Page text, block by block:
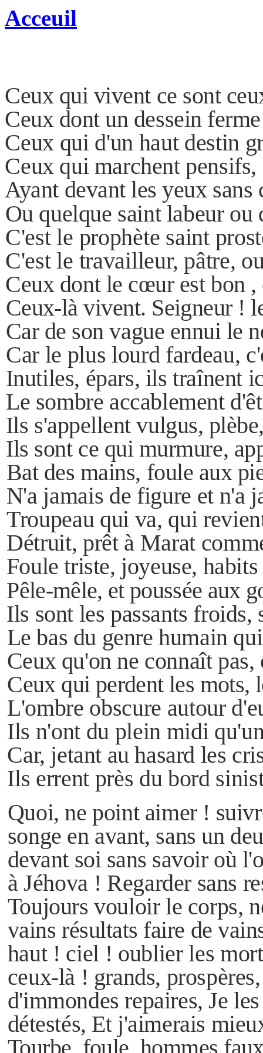
Acceuil
Ceux qui vivent ce sont
Ceux dont un dessein
Ceux qui d'un haut destin
Ceux qui marchent
Ayant devant les yeux sans
Ou quelque saint labeur ou
C'est le prophète saint
C'est le travailleur, pâtre,
Ceux dont le cœur est bon
Ceux-là vivent. Seigneur !
Car de son vague ennui le
Car le plus lourd fardeau,
Inutiles, épars, ils traînent
Le sombre accablement
Ils s'appellent vulgus,
Ils sont ce qui murmure,
Bat des mains, foule aux
N'a jamais de figure et n'a
Troupeau qui va, qui
Détruit, prêt à Marat
Foule triste, joyeuse,
Pêle-mêle, et poussée aux
Ils sont les passants froids,
Le bas du genre humain
Ceux qu'on ne connaît
Ceux qui perdent les mots,
L'ombre obscure autour
Ils n'ont du plein midi
Car, jetant au hasard les
Ils errent près du bord
Quoi, ne point aimer !
songe en avant, sans un
devant soi sans savoir où
à Jéhova ! Regarder sans
Toujours vouloir le corps,
vains résultats faire de
haut ! ciel ! oublier les
ceux-là ! grands,
d'immondes repaires,Je
détestés, Et j'aimerais